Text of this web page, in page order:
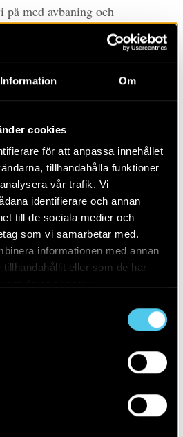
Information Om
cookies
för att anpassa innehållet
tillhandahålla funktioner
vår trafik. Vi
identifierare och annan
till de sociala medier och
som vi samarbetar med.
informationen med annan
eller som de har
med avbaning och
Från
att boplatslämningarna dateras
järnålder (500 f. Kr.–0 och
De två områdena verkar i
från varandra.
finns den äldre järnåldern,
boplatsspår verkar ligga
består av
efter de stolpar som
Från det rosa
se boplatserna vid
som en gång bodde här, blev
UNDER JÄRNÅLDERN I MÄLARDALEN